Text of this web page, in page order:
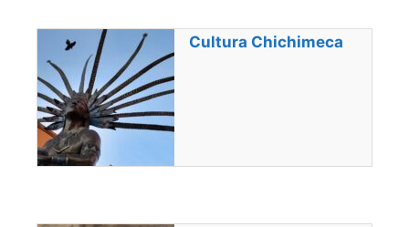
Cultura Chichimeca